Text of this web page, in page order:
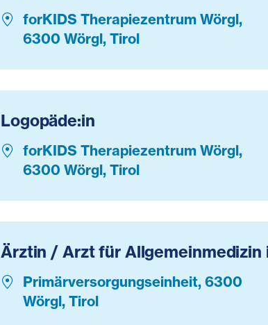
forKIDS Therapiezentrum Wörgl,
6300 Wörgl, Tirol
Logopäde:in
forKIDS Therapiezentrum Wörgl,
6300 Wörgl, Tirol
Ärztin / Arzt für Allgemeinmedizin
Primärversorgungseinheit, 6300
Wörgl, Tirol